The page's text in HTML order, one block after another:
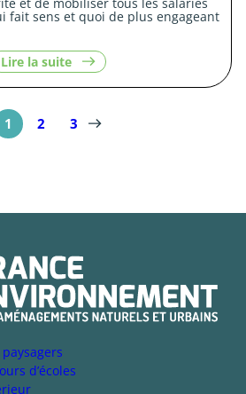
fait sens et quoi de plus engageant
Lire la suite
le
contenu
«
:
1 2 3
d’écoles